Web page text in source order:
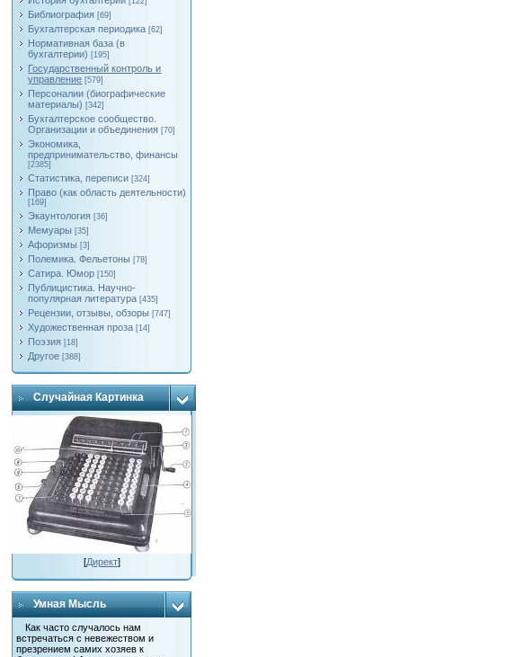
Библиография [69]
Бухгалтерская периодика [62]
Нормативная база (в
бухгалтерии) [195]
Государственный контроль и
управление [579]
Персоналии (биографические
материалы) [342]
Бухгалтерское сообщество.
Организации и объединения [70]
Экономика,
предпринимательство, финансы
[2385]
Статистика, переписи [324]
Право (как область деятельности)
[169]
Экаунтология [36]
Мемуары [35]
Афоризмы [3]
Полемика. Фельетоны [78]
Сатира. Юмор [150]
Публицистика. Научно-
популярная литература [435]
Рецензии, отзывы, обзоры [747]
Художественная проза [14]
Поэзия [18]
Другое [388]
Случайная Картинка
[Директ]
Умная Мысль
Как часто случалось нам
встречаться с невежеством и
презрением самих хозяев к